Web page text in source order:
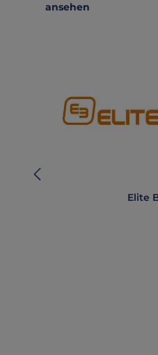
ansehen
Elite